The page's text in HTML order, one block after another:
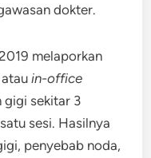
dokter.
melaporkan
atauin-office
gigi sekitar 3
sesi. Hasilnya
penyebab noda,